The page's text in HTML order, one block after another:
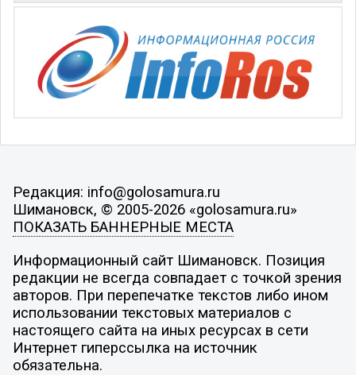
Редакция: info@golosamura.ru
Шимановск, © 2005-2026 «golosamura.ru»
ПОКАЗАТЬ БАННЕРНЫЕ МЕСТА
Информационный сайт Шимановск. Позиция
редакции не всегда совпадает с точкой зрения
авторов. При перепечатке текстов либо ином
использовании текстовых материалов с
настоящего сайта на иных ресурсах в сети
Интернет гиперссылка на источник
обязательна.